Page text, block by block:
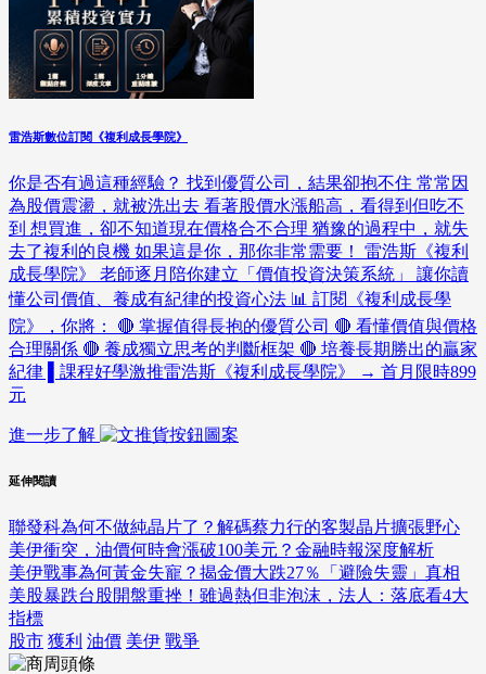
雷浩斯數位訂閱《複利成長學院》
你是否有過這種經驗？ 找到優質公司，結果卻抱不住 常常因
為股價震盪，就被洗出去 看著股價水漲船高，看得到但吃不
到 想買進，卻不知道現在價格合不合理 猶豫的過程中，就失
去了複利的良機 如果這是你，那你非常需要！ 雷浩斯《複利
成長學院》 老師逐月陪你建立「價值投資決策系統」 讓你讀
懂公司價值、養成有紀律的投資心法 📊 訂閱《複利成長學
院》，你將： 🔴 掌握值得長抱的優質公司 🔴 看懂價值與價格
合理關係 🔴 養成獨立思考的判斷框架 🔴 培養長期勝出的贏家
紀律 ▌課程好學激推雷浩斯《複利成長學院》 → 首月限時899
元
進一步了解
延伸閱讀
聯發科為何不做純晶片了？解碼蔡力行的客製晶片擴張野心
美伊衝突，油價何時會漲破100美元？金融時報深度解析
美伊戰事為何黃金失寵？揭金價大跌27％「避險失靈」真相
美股暴跌台股開盤重挫！雖過熱但非泡沫，法人：落底看4大
指標
股市 獲利 油價 美伊 戰爭